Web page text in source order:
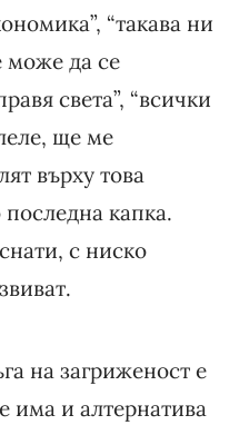
“такава ни
може да се
света”, “всички
ще ме
върху това
капка.
с ниско
на загриженост е
има и алтернатива